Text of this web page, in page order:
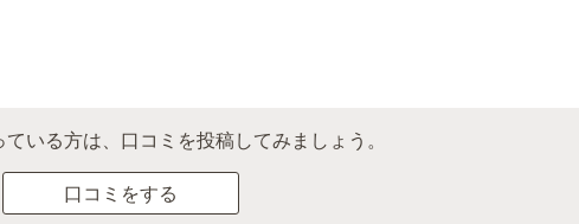
いる方は、口コミを投稿してみましょう。
口コミをする